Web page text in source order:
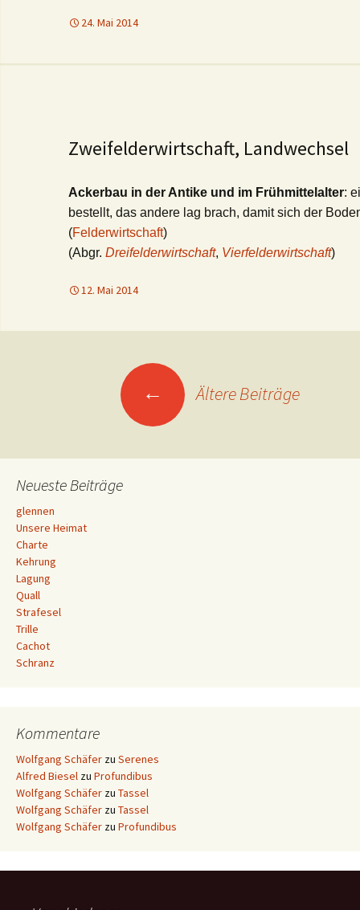
24. Mai 2014
Zweifelderwirtschaft, Landwechsel
Ackerbau in der Antike und im Frühmittelalter:
bestellt, das andere lag brach, damit sich der
(Felderwirtschaft)
(Abgr. Dreifelderwirtschaft, Vierfelderwirtschaft)
12. Mai 2014
Beitragsnavigation
← Ältere Beiträge
Neueste Beiträge
glennen
Unsere Heimat
Charte
Kehrung
Lagung
Quall
Strafesel
Trille
Cachot
Schranz
Kommentare
Wolfgang Schäfer zu Serenes
Alfred Biesel zu Profundibus
Wolfgang Schäfer zu Tassel
Wolfgang Schäfer zu Tassel
Wolfgang Schäfer zu Profundibus